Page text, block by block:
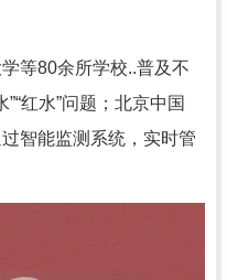
等80余所学校..普及不
红水”问题；北京中国
智能监测系统，实时管